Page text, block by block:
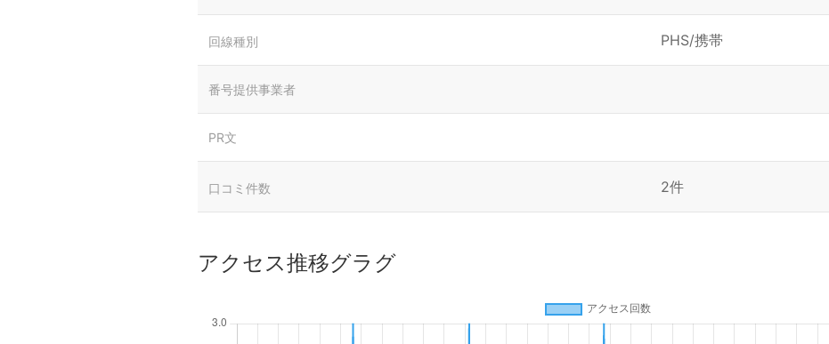
回線種別 PHS/携帯
番号提供事業者
PR文
口コミ件数 2件
アクセス推移グラグ